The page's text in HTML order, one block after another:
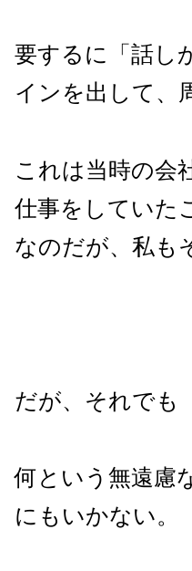
要するに「話し
インを出して、
これは当時の会
仕事をしていた
なのだが、私も
だが、それでも
何という無遠慮
にもいかない。